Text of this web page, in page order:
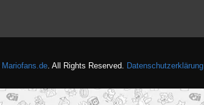
Mariofans.de. All Rights Reserved. Datenschutzerklärung